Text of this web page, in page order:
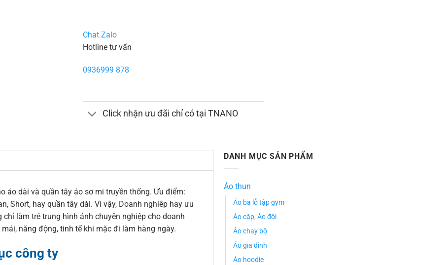
Chat Zalo
Hotline tư vấn
0936999 878
Click nhận ưu đãi chỉ có tại TNANO
áo dài và quần tây áo sơ mi truyền thống. Ưu điểm:
Short, hay quần tây dài. Vì vậy, Doanh nghiêp hay ưu
chỉ làm trẻ trung hình ảnh chuyên nghiệp cho doanh
năng động, tinh tế khi mặc đi làm hàng ngày.
công ty
DANH MỤC SẢN PHẨM
Áo thun
Áo ba lỗ tập gym
Áo cặp, Áo đôi
Áo chạy bộ
Áo gia đình
Áo hoodie